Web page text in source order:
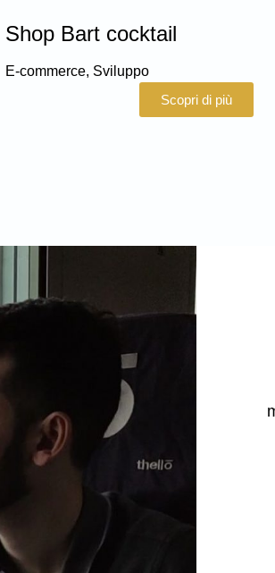
Shop Bart cocktail
E-commerce, Sviluppo
Scopri di più